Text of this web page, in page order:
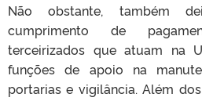
Não obstante, também
cumprimento de
terceirizados que atuam na
funções de apoio na
portarias e vigilância. Além